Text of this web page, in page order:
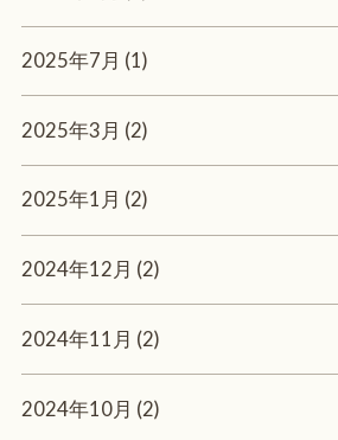
2025年7月 (1)
2025年3月 (2)
2025年1月 (2)
2024年12月 (2)
2024年11月 (2)
2024年10月 (2)